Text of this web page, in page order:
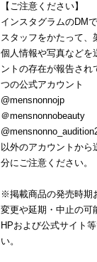
【ご注意ください】
インスタグラムのDM
スタッフをかたって、
個人情報や写真などを
ントの存在が報告され
つの公式アカウント
@mensnonnojp
＠mensnonnobeauty
以外のアカウントか
分にご注意ください。
※掲載商品の発売時期
変更や延期・中止の可
HPおよび公式サイト
い。